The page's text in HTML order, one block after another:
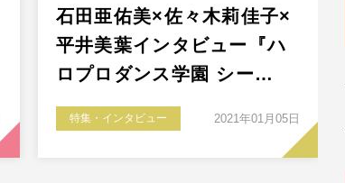
石田亜佑美×佐々木莉佳子×
平井美葉インタビュー『ハ
ロプロダンス学園 シー…
特集・インタビュー 2021年01月05日